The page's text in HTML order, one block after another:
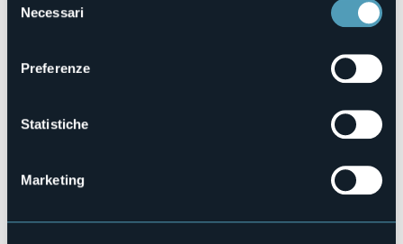
delNecessari
Preferenze
Statistiche
Marketing
Sito web
28868 - Varzo (VB)